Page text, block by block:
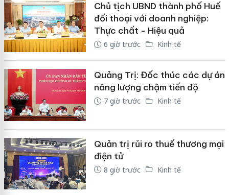
Chủ tịch UBND thành phố Huế
đối thoại với doanh nghiệp:
Thực chất - Hiệu quả
6 giờ trước Kinh tế
Quảng Trị: Đốc thúc các dự án
năng lượng chậm tiến độ
7 giờ trước Kinh tế
Quản trị rủi ro thuế thương mại
điện tử
8 giờ trước Kinh tế